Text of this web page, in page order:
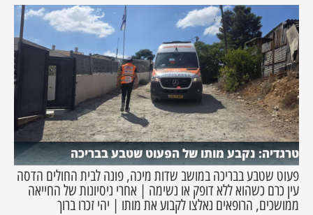
טרגדיה: נקבע מותו של הפעוט שטבע בבריכה
פעוט שטבע בבריכה במושב שדות מיכה, פונה לבית החולים הדסה
עין כרם כשהוא ללא דופק או נשימה | אחרי ניסיונות של החייאה
ממושכים, הרופאים נאלצו לקבוע את מותו | יהי זכרו ברוך